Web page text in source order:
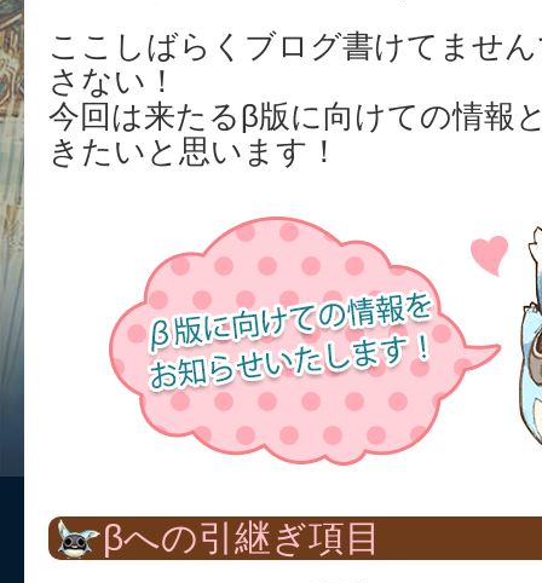
ここしばらくブログ書けてませ
さない！
今回は来たるβ版に向けての情報
きたいと思います！
βへの引継ぎ項目